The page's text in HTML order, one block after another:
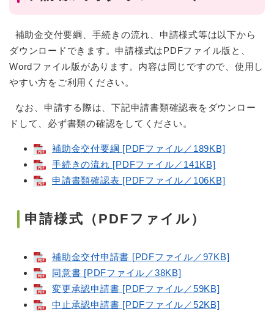
補助金交付要綱、手続きの流れ、申請様式等は以下から
ダウンロードできます。申請様式はPDFファイル版と、
Wordファイル版があります。内容は同じですので、使用し
やすい方をご利用ください。
なお、申請する際は、下記申請書類確認表をダウンロー
ドして、必ず書類の確認をしてください。
補助金交付要綱 [PDFファイル／189KB]
手続きの流れ [PDFファイル／141KB]
申請書類確認表 [PDFファイル／106KB]
申請様式（PDFファイル）
補助金交付申請書 [PDFファイル／97KB]
同意書 [PDFファイル／38KB]
変更承認申請書 [PDFファイル／59KB]
中止承認申請書 [PDFファイル／52KB]